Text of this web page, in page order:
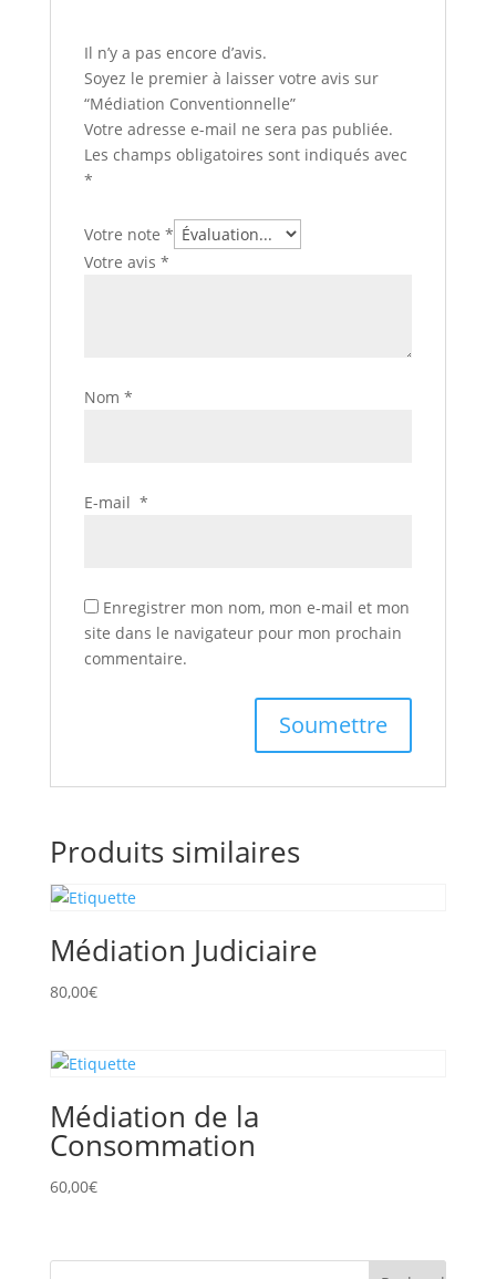
Il n’y a pas encore d’avis.
Soyez le premier à laisser votre avis sur
“Médiation Conventionnelle”
Votre adresse e-mail ne sera pas publiée.
Les champs obligatoires sont indiqués avec
*
Votre note *
Votre avis *
Nom *
E-mail *
Enregistrer mon nom, mon e-mail et mon
site dans le navigateur pour mon prochain
commentaire.
Produits similaires
Médiation Judiciaire
80,00€
Médiation de la
Consommation
60,00€